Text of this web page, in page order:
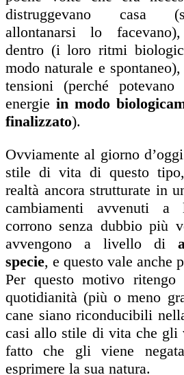
distruggevano casa
allontanarsi lo
dentro (i loro ritmi
modo naturale e
tensioni (perché
energie in modo
finalizzato).
Ovviamente al giorno
stile di vita di questo
realtà ancora strutturate in
cambiamenti avvenuti a
corrono senza dubbio più
avvengono a livello di
specie, e questo vale anche
Per questo motivo
quotidianità (più o meno
cane siano riconducibili
casi allo stile di vita che gli
fatto che gli viene
esprimere la sua natura.